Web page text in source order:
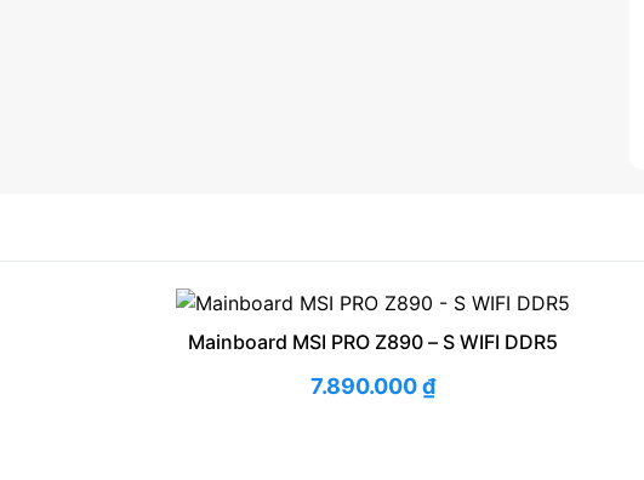
Mainboard MSI PRO Z890 – S WIFI DDR5
7.890.000₫